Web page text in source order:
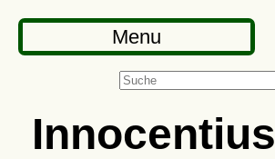
Menu
Innocentius